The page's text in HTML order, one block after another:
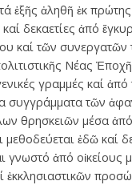
ἑξῆς ἀληθῆ ἐκ
δεκαετίες ἀπό
τῶν συνεργατῶν
Νέας
γραμμές καί
συγγράμματα τῶν
θρησκειῶν μέσα
ἐδῶ καί
ἀπό οἰκείους